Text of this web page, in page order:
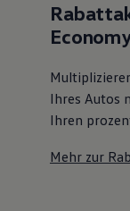
Ihres Autos
Ihren
Mehr zur